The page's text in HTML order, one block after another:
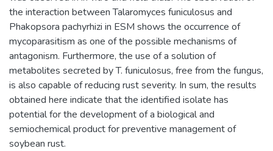
the interaction between Talaromyces funiculosus and
Phakopsora pachyrhizi in ESM shows the occurrence of
mycoparasitism as one of the possible mechanisms of
antagonism. Furthermore, the use of a solution of
metabolites secreted by T. funiculosus, free from the fungus,
is also capable of reducing rust severity. In sum, the results
obtained here indicate that the identified isolate has
potential for the development of a biological and
semiochemical product for preventive management of
soybean rust.